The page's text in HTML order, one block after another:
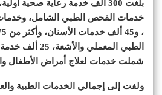
الطبي المعملي
شملت خدمات لعلاج أمراض الأطفال
ولفت إلى إجمالي الخدمات الطبية